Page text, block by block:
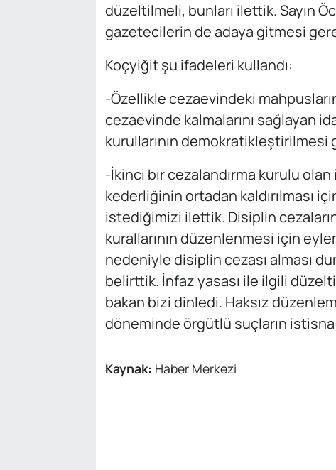
düzeltilmeli, bunları ilettik. Sayın
gazetecilerin de adaya gitmesi
Koçyiğit şu ifadeleri kullandı:
-Özellikle cezaevindeki
cezaevinde kalmalarını sağlayan
kurullarının
-İkinci bir cezalandırma kurulu
kederliğinin ortadan kaldırılması
istediğimizi ilettik. Disiplin
kurallarının düzenlenmesi için
nedeniyle disiplin cezası alması
belirttik. İnfaz yasası ile ilgili
bakan bizi dinledi. Haksız
döneminde örgütlü suçların
Kaynak: Haber Merkezi